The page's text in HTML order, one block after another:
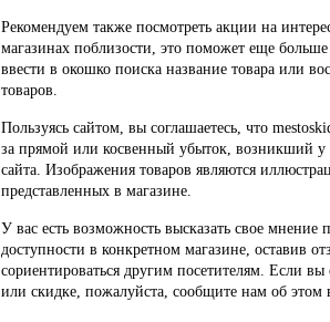
Рекомендуем также посмотреть акции на
магазинах поблизости, это поможет еще больше
ввести в окошко поиска название товара или
товаров.
Пользуясь сайтом, вы соглашаетесь, что
за прямой или косвенный убыток, возникший у
сайта. Изображения товаров являются
представленных в магазине.
У вас есть возможность высказать свое мнение
доступности в конкретном магазине, оставив
сориентироваться другим посетителям. Если
или скидке, пожалуйста, сообщите нам об